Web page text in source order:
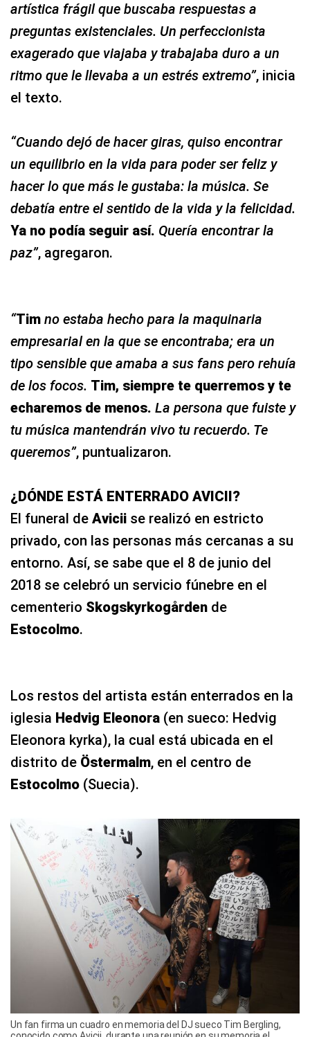
artística frágil que buscaba respuestas a
preguntas existenciales. Un perfeccionista
exagerado que viajaba y trabajaba duro a un
ritmo que le llevaba a un estrés extremo”, inicia
el texto.
“Cuando dejó de hacer giras, quiso encontrar
un equilibrio en la vida para poder ser feliz y
hacer lo que más le gustaba: la música. Se
debatía entre el sentido de la vida y la felicidad.
Ya no podía seguir así. Quería encontrar la
paz”, agregaron.
“Tim no estaba hecho para la maquinaria
empresarial en la que se encontraba; era un
tipo sensible que amaba a sus fans pero rehuía
de los focos. Tim, siempre te querremos y te
echaremos de menos. La persona que fuiste y
tu música mantendrán vivo tu recuerdo. Te
queremos”, puntualizaron.
¿DÓNDE ESTÁ ENTERRADO AVICII?
El funeral de Avicii se realizó en estricto
privado, con las personas más cercanas a su
entorno. Así, se sabe que el 8 de junio del
2018 se celebró un servicio fúnebre en el
cementerio Skogskyrkogården de
Estocolmo.
Los restos del artista están enterrados en la
iglesia Hedvig Eleonora (en sueco: Hedvig
Eleonora kyrka), la cual está ubicada en el
distrito de Östermalm, en el centro de
Estocolmo (Suecia).
Un fan firma un cuadro en memoria del DJ sueco Tim Bergling,